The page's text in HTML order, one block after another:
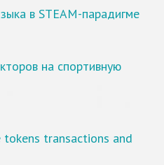
в STEAM-парадигме
на спортивную
transactions and